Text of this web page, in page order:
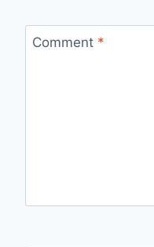
Comment *